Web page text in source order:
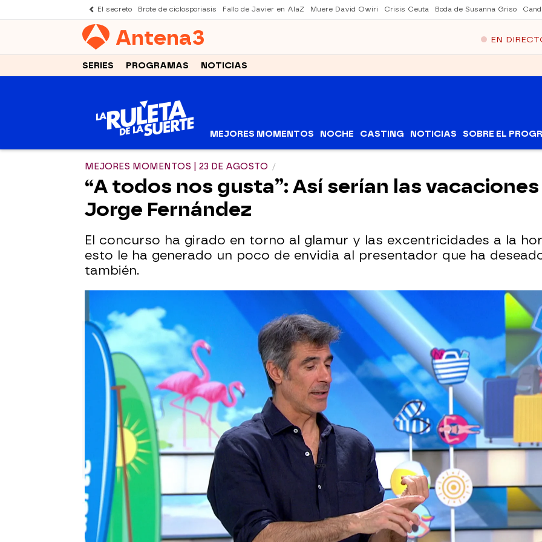
El secreto Brote de ciclosporiasis Fallo de Javier en AlaZ Muere David Owiri Crisis Ceuta Boda de Susanna Griso
Antena3 EN
SERIES PROGRAMAS NOTICIAS
MEJORES MOMENTOS NOCHE CASTING NOTICIAS SOBRE EL
MEJORES MOMENTOS | 23 DE AGOSTO
“A todos nos gusta”: Así serían las
Jorge Fernández
El concurso ha girado en torno al glamur y las excentricidades a la
esto le ha generado un poco de envidia al presentador que ha
también.
¿Lo sabías? Jorge Fernández explica la curiosa forma de viajar de Paris
Jesús Garrido
Publicado: 23 de agosto de 2023, 14:58 WhatsappFacebook
X